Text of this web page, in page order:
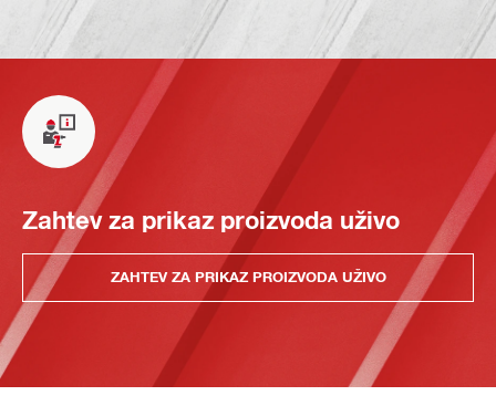
Zahtev za prikaz proizvoda uživo
ZAHTEV ZA PRIKAZ PROIZVODA UŽIVO